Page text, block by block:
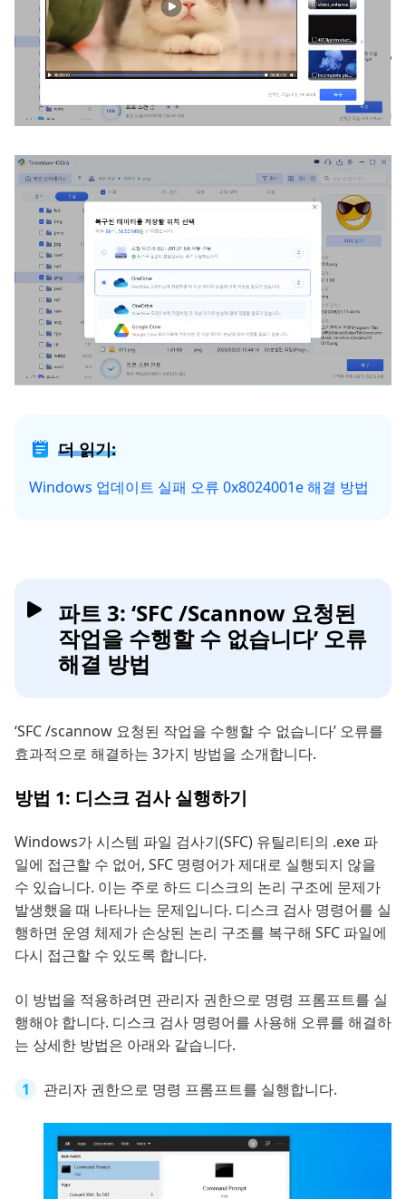
더 읽기:
Windows 업데이트 실패 오류 0x8024001e 해결 방법
파트 3: ‘SFC /Scannow 요청된
작업을 수행할 수 없습니다’ 오류
해결 방법
‘SFC /scannow 요청된 작업을 수행할 수 없습니다’ 오류를
효과적으로 해결하는 3가지 방법을 소개합니다.
방법 1: 디스크 검사 실행하기
Windows가 시스템 파일 검사기(SFC) 유틸리티의 .exe 파
일에 접근할 수 없어, SFC 명령어가 제대로 실행되지 않을
수 있습니다. 이는 주로 하드 디스크의 논리 구조에 문제가
발생했을 때 나타나는 문제입니다. 디스크 검사 명령어를 실
행하면 운영 체제가 손상된 논리 구조를 복구해 SFC 파일에
다시 접근할 수 있도록 합니다.
이 방법을 적용하려면 관리자 권한으로 명령 프롬프트를 실
행해야 합니다. 디스크 검사 명령어를 사용해 오류를 해결하
는 상세한 방법은 아래와 같습니다.
관리자 권한으로 명령 프롬프트를 실행합니다.